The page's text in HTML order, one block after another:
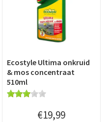
Ecostyle Ultima onkruid
& mos concentraat
510ml
€19,99